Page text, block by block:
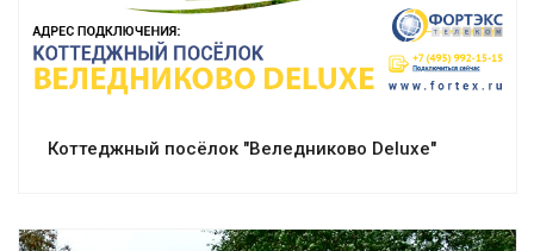
Коттеджный посёлок "Веледниково Deluxe"